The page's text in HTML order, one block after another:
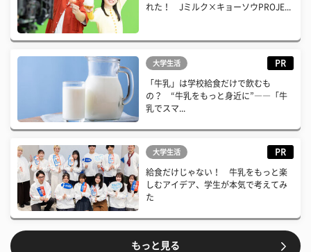
れた！ Jミルク×キョーソウPROJE...
大学生活 PR
「牛乳」は学校給食だけで飲むも
の？ “牛乳をもっと身近に”――「牛
乳でスマ...
大学生活 PR
給食だけじゃない！ 牛乳をもっと楽
しむアイデア、学生が本気で考えてみ
た
もっと見る